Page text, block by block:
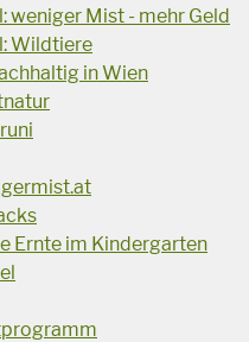
weniger Mist - mehr Geld
Wildtiere
in Wien
Ernte im Kindergarten